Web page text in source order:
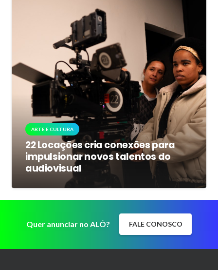
ARTE E CULTURA
22 Locações cria conexões para
impulsionar novos talentos do
audiovisual
Quer anunciar no ALÔ? FALE CONOSCO